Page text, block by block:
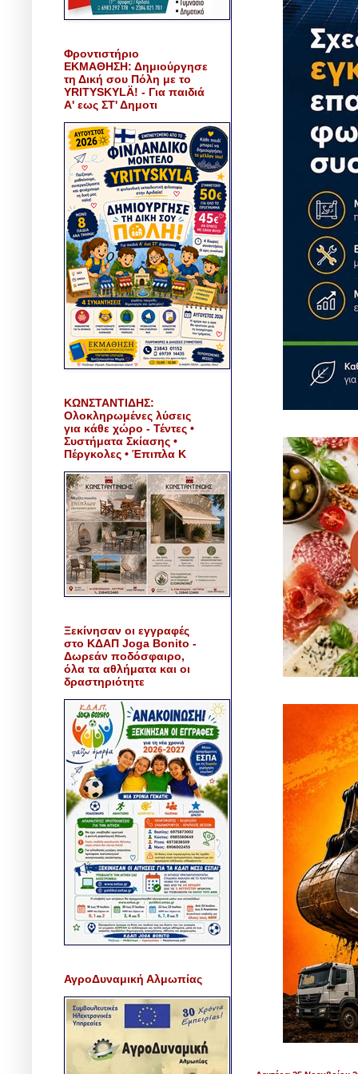
Φροντιστήριο
ΕΚΜΑΘΗΣΗ: Δημιούργησε
τη Δική σου Πόλη με το
YRITYSKYLÄ! - Για παιδιά
Α' εως ΣΤ' Δημοτι
ΚΩΝΣΤΑΝΤΙΔΗΣ:
Ολοκληρωμένες λύσεις
για κάθε χώρο - Τέντες •
Συστήματα Σκίασης •
Πέργκολες • Έπιπλα Κ
Ξεκίνησαν οι εγγραφές
στο ΚΔΑΠ Joga Bonito -
Δωρεάν ποδόσφαιρο,
όλα τα αθλήματα και οι
δραστηριότητε
ΑγροΔυναμική Αλμωπίας